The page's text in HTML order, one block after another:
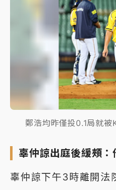
鄭浩均昨僅投0.1局就被
辜仲諒出庭後緩頰：
辜仲諒下午3時離開法